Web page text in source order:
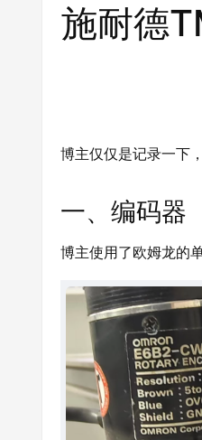
施耐德
博主仅仅是记录一下
一、编码器
博主使用了欧姆龙的